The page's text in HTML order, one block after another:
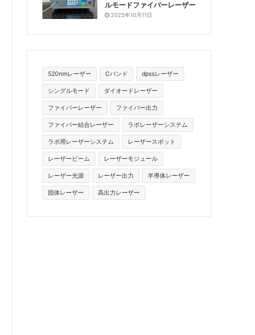
ルモードファイバーレーザー
2025年10月11日
520nmレーザー Cバンド dpssレーザー
シングルモード ダイオードレーザー
ファイバーレーザー ファイバー出力
ファイバー結合レーザー ラボレーザーシステム
ラボ用レーザーシステム レーザースポット
レーザービーム レーザーモジュール
レーザー光源 レーザー出力 半導体レーザー
固体レーザー 高出力レーザー